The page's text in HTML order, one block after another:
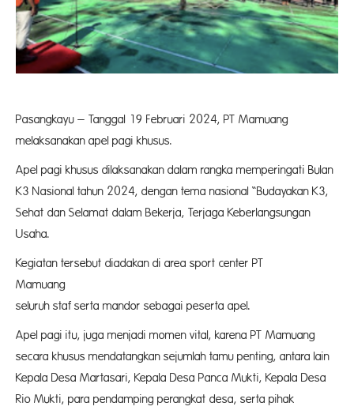
Pasangkayu – Tanggal 19 Februari 2024, PT Mamuang
melaksanakan apel pagi khusus.
Apel pagi khusus dilaksanakan dalam rangka memperingati Bulan
K3 Nasional tahun 2024, dengan tema nasional “Budayakan K3,
Sehat dan Selamat dalam Bekerja, Terjaga Keberlangsungan
Usaha.
Kegiatan tersebut diadakan di area sport center PT
seluruh staf serta mandor sebagai peserta apel.
Apel pagi itu, juga menjadi momen vital, karena PT Mamuang
secara khusus mendatangkan sejumlah tamu penting, antara lain
Kepala Desa Martasari, Kepala Desa Panca Mukti, Kepala Desa
Rio Mukti, para pendamping perangkat desa, serta pihak